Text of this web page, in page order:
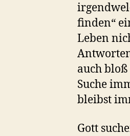
finden“
Leben
auch
Suche
bleibst
Gott